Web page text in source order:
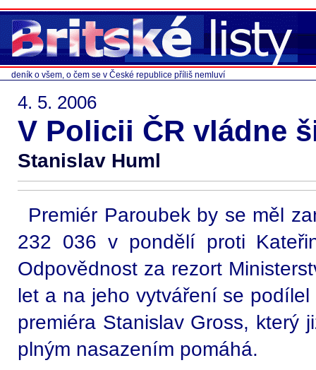
deník o všem, o čem se v České republice příliš nemluví
4. 5. 2006
V Policii ČR vládne
Stanislav Huml
Premiér Paroubek by se měl
232 036 v pondělí proti
Odpovědnost za rezort
let a na jeho vytváření se
premiéra Stanislav Gross, který
plným nasazením pomáhá.